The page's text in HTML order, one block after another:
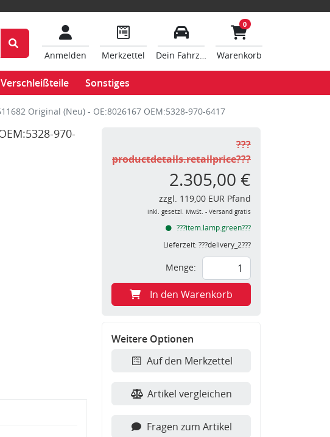
Anmelden Merkzettel Dein Fahrzeug
0
Warenkorb
Sonstiges
Original (Neu) - OE:8026167 OEM:5328-970-6417
970-
???
productdetails.retailprice???
2.305,00 €
zzgl. 119,00 EUR Pfand
inkl. gesetzl. MwSt. - Versand gratis
???item.lamp.green???
Lieferzeit:???delivery_2???
Menge:
In den Warenkorb
Weitere Optionen
Auf den Merkzettel
Artikel vergleichen
Fragen zum Artikel